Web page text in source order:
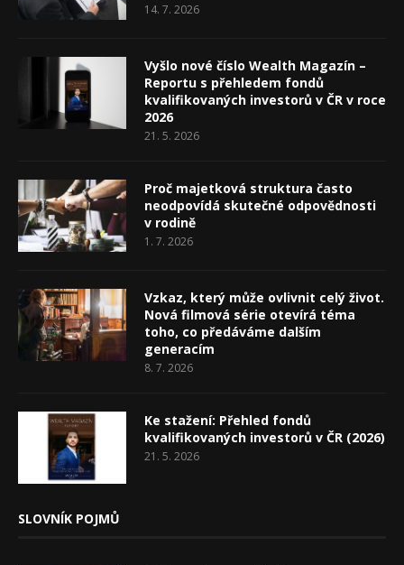
14. 7. 2026
Vyšlo nové číslo Wealth Magazín –
Reportu s přehledem fondů
kvalifikovaných investorů v ČR v roce
2026
21. 5. 2026
Proč majetková struktura často
neodpovídá skutečné odpovědnosti
v rodině
1. 7. 2026
Vzkaz, který může ovlivnit celý život.
Nová filmová série otevírá téma
toho, co předáváme dalším
generacím
8. 7. 2026
Ke stažení: Přehled fondů
kvalifikovaných investorů v ČR (2026)
21. 5. 2026
SLOVNÍK POJMŮ